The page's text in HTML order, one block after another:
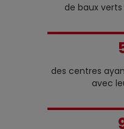
3
4
5
6
7
8
9
de baux verts
des centres
avec